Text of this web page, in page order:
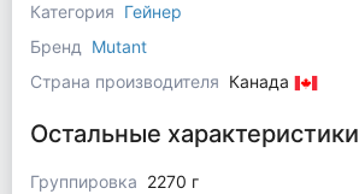
Категория Гейнер
Бренд
Mutant
Страна производителя Канада
Остальные характеристики
Группировка 2270 г